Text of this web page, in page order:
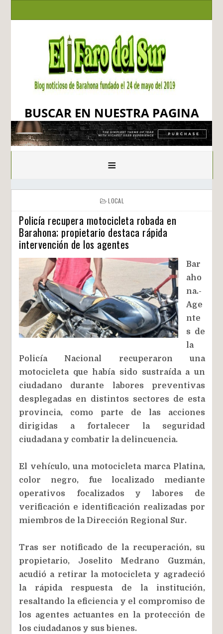
BUSCAR EN NUESTRA PAGINA
≡
LOCAL
Policía recupera motocicleta robada en
Barahona; propietario destaca rápida
intervención de los agentes
Bar
aho
na.-
Age
nte
s de
la
Policía Nacional recuperaron una
motocicleta que había sido sustraída a un
ciudadano durante labores preventivas
desplegadas en distintos sectores de esta
provincia, como parte de las acciones
dirigidas a fortalecer la seguridad
ciudadana y combatir la delincuencia.
El vehículo, una motocicleta marca Platina,
color negro, fue localizado mediante
operativos focalizados y labores de
verificación e identificación realizadas por
miembros de la Dirección Regional Sur.
Tras ser notificado de la recuperación, su
propietario, Joselito Medrano Guzmán,
acudió a retirar la motocicleta y agradeció
la rápida respuesta de la institución,
resaltando la eficiencia y el compromiso de
los agentes actuantes en la protección de
los ciudadanos y sus bienes.